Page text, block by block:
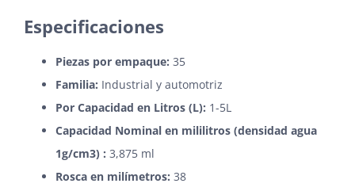
Especificaciones
Piezas por empaque: 35
Familia: Industrial y automotriz
Por Capacidad en Litros (L): 1-5L
Capacidad Nominal en mililitros (densidad agua
1g/cm3) : 3,875 ml
Rosca en milímetros: 38